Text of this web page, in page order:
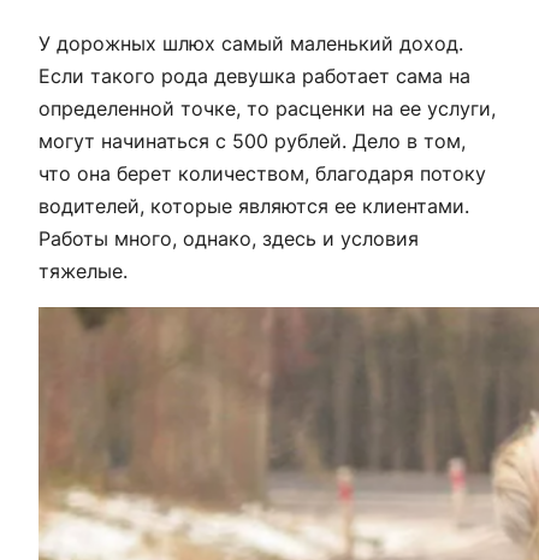
У дорожных шлюх самый маленький доход.
Если такого рода девушка работает сама на
определенной точке, то расценки на ее услуги,
могут начинаться с 500 рублей. Дело в том,
что она берет количеством, благодаря потоку
водителей, которые являются ее клиентами.
Работы много, однако, здесь и условия
тяжелые.